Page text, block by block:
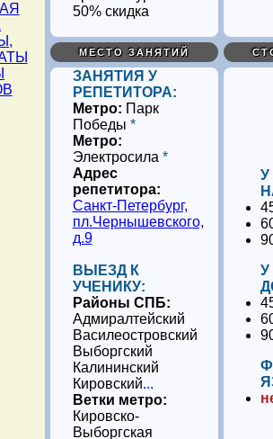
50% скидка
МЕСТО ЗАНЯТИЙ
ЗАНЯТИЯ У
РЕПЕТИТОРА:
Метро: Парк
Победы *
Метро:
Электросила *
Адрес
репетитора:
Санкт-Петербург,
пл.Чернышевского,
д.9
ВЫЕЗД К
УЧЕНИКУ:
Районы СПБ:
Адмиралтейский
Василеостровский
Выборгский
Калининский
Кировский...
Ветки метро:
Кировско-
Выборгская
У
У